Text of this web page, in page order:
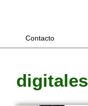
Contacto
digitales